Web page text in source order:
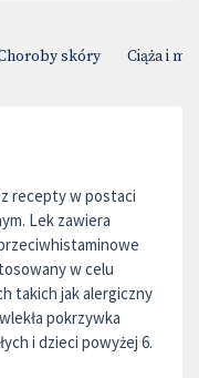
skóry Ciąża i
recepty w postaci
Lek zawiera
w celu
takich jak alergiczny
pokrzywka
i dzieci powyżej 6.